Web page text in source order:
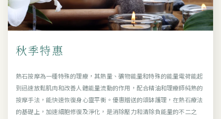
秋季特惠
熱石按摩為一種特殊的理療，其熱量、礦物能量和特殊的能量電荷能起
到迅速放鬆肌肉和改善人體能量流動的作用，配合精油和理療師純熟的
按摩手法，能快速恢復身心靈平衡。優惠贈送的頌缽護理，在熱石療法
的基礎上，加速細胞修復及淨化，是消除壓力和清除負能量的不二之